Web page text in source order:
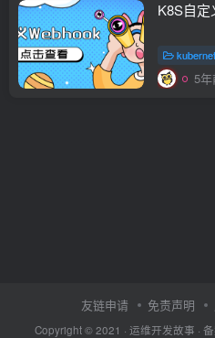
K8S自
5年
友链申请 免责声明
Copyright © 2021 · 运维开发故事 ·